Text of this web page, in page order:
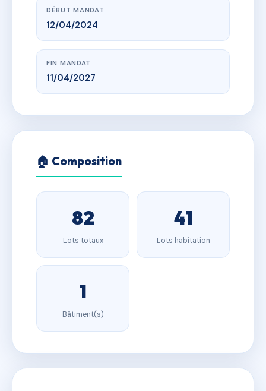
DÉBUT MANDAT
12/04/2024
FIN MANDAT
11/04/2027
🏠 Composition
82
Lots totaux
41
Lots habitation
1
Bâtiment(s)